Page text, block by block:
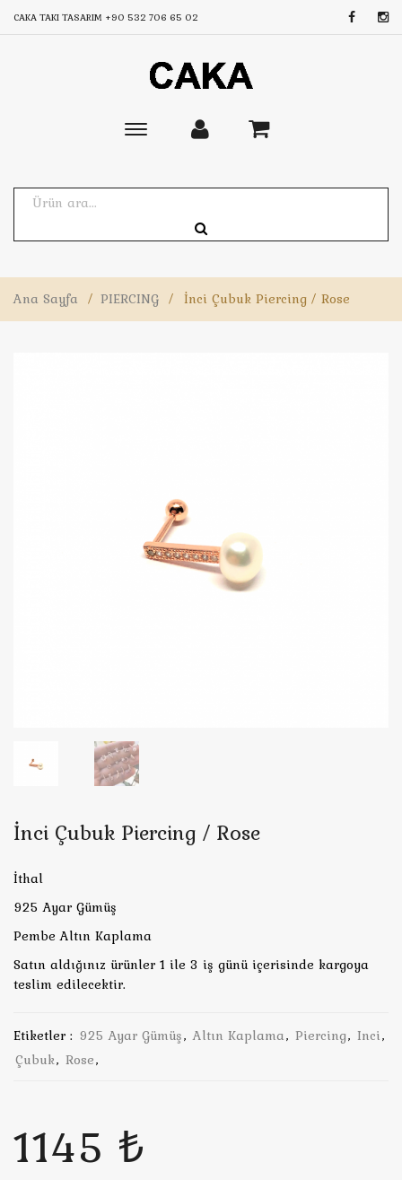
CAKA TAKI TASARIM +90 532 706 65 02
Toggle
Ana Sayfa / PIERCING / İnci Çubuk Piercing / Rose
İnci Çubuk Piercing / Rose
İthal
925 Ayar Gümüş
Pembe Altın Kaplama
Satın aldığınız ürünler 1 ile 3 iş günü içerisinde kargoya
teslim edilecektir.
Etiketler : 925 Ayar Gümüş, Altın Kaplama, Piercing, Inci,
Çubuk, Rose,
1145 ₺